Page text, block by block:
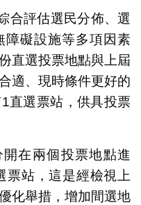
合評估選民分佈、選
障礙設施等多項因素
直選投票地點與上屆
適、現時條件更好的
直選票站，供具投票
在兩個投票地點進
票站，這是經檢視上
化舉措，增加間選地